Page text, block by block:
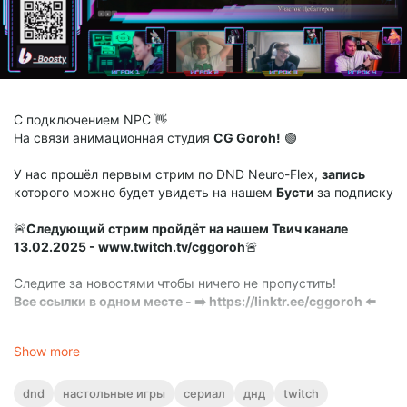
С подключением NPC 👋
На связи анимационная студия CG Goroh! 🟢
У нас прошёл первым стрим по DND Neuro-Flex, запись
которого можно будет увидеть на нашем Бусти за подписку
🚨Следующий стрим пройдёт на нашем Твич канале
13.02.2025 - www.twitch.tv/cggoroh🚨
Следите за новостями чтобы ничего не пропустить!
Все ссылки в одном месте - ➡️ https://linktr.ee/cggoroh ⬅️
можно ознакомиться в нашем ТикТоке и Ютубе, а вот
⭐️ТТ - https://vt.tiktok.com/ZSMdLFs5P/
Show more
dnd настольные игры сериал днд twitch